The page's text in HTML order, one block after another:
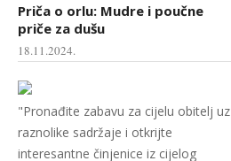
Priča o orlu: Mudre i poučne
priče za dušu
18.11.2024.
"Pronađite zabavu za cijelu obitelj uz
raznolike sadržaje i otkrijte
interesantne činjenice iz cijelog